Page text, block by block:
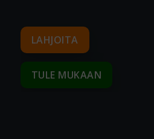
LAHJOITA
TULE MUKAAN